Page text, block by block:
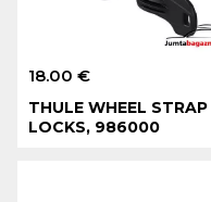
18.00 €
THULE WHEEL STRAP
LOCKS, 986000